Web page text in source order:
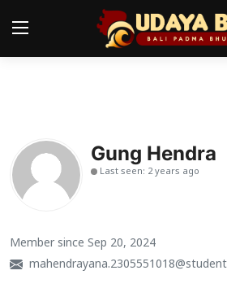
Pura
Desa Adat
Kearifan lokal
Gung Hendra
Last seen: 2 years ago
Member since Sep 20, 2024